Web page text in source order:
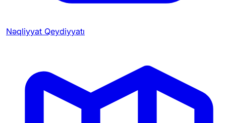
Nəqliyyat Qeydiyyatı